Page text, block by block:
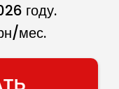
году.
мес.